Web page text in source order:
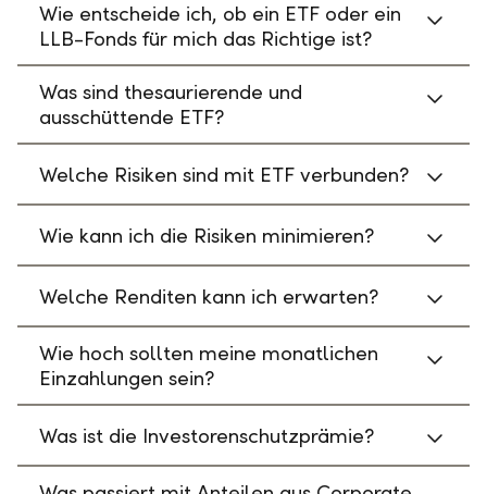
Wie entscheide ich, ob ein ETF oder ein
LLB-Fonds für mich das Richtige ist?
Was sind thesaurierende und
ausschüttende ETF?
Welche Risiken sind mit ETF verbunden?
Wie kann ich die Risiken minimieren?
Welche Renditen kann ich erwarten?
Wie hoch sollten meine monatlichen
Einzahlungen sein?
Was ist die Investorenschutzprämie?